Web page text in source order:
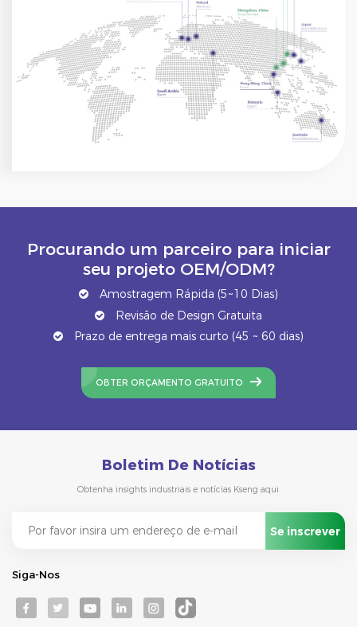
Procurando um parceiro para iniciar
seu projeto OEM/ODM?
Amostragem Rápida (5~10 Dias)
Revisão de Design Gratuita
Prazo de entrega mais curto (45 ~ 60 dias)
OBTER ORÇAMENTO GRATUITO
Boletim De Notícias
Obtenha insights industriais e notícias Kseng aqui.
Siga-Nos